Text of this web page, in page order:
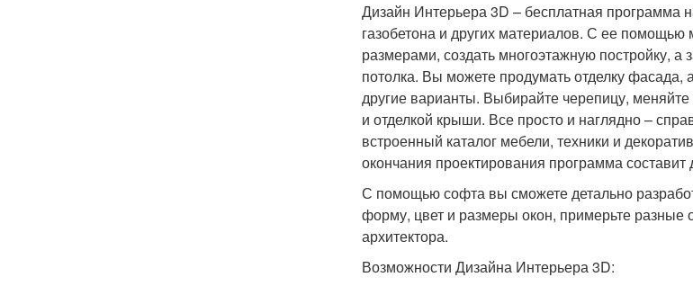
Дизайн Интерьера 3D – бесплатная программа
газобетона и других материалов. С ее
размерами, создать многоэтажную постройку,
потолка. Вы можете продумать отделку
другие варианты. Выбирайте черепицу,
и отделкой крыши. Все просто и наглядно –
встроенный каталог мебели, техники и
окончания проектирования программа
С помощью софта вы сможете детально
форму, цвет и размеры окон, примерьте разные
архитектора.
Возможности Дизайна Интерьера 3D: